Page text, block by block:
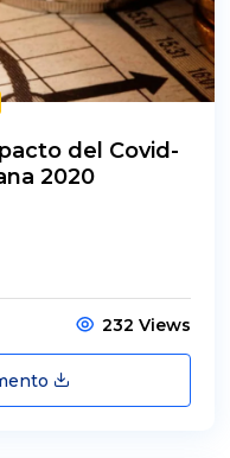
del Covid-
2020
232 Views